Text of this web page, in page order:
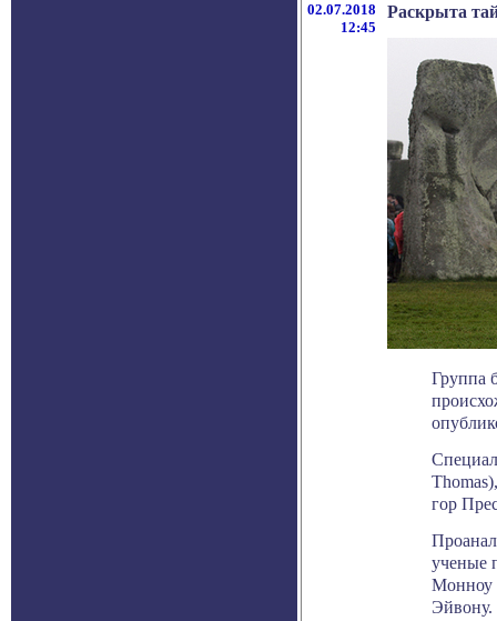
02.07.2018
12:45
Раскрыта
Группа
гор
ученые
Монноу
Эйвону.